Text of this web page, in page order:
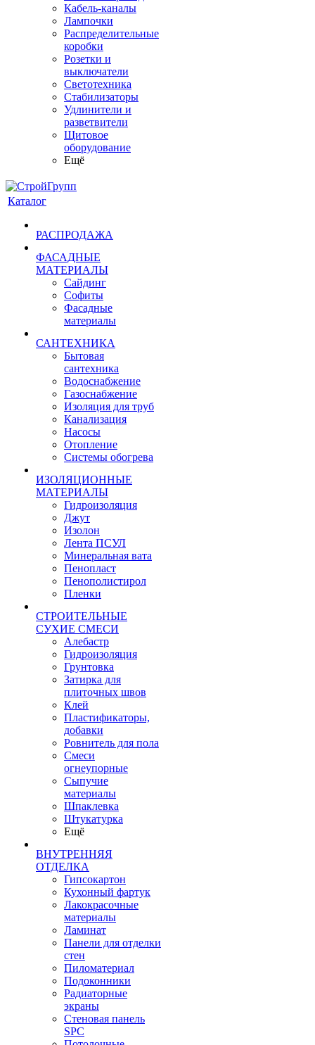
Кабель-каналы
Лампочки
Распределительные
коробки
Розетки и
выключатели
Светотехника
Стабилизаторы
Удлинители и
разветвители
Щитовое
оборудование
Ещё
Каталог
РАСПРОДАЖА
ФАСАДНЫЕ
МАТЕРИАЛЫ
Сайдинг
Софиты
Фасадные
материалы
САНТЕХНИКА
Бытовая
сантехника
Водоснабжение
Газоснабжение
Изоляция для труб
Канализация
Насосы
Отопление
Системы обогрева
ИЗОЛЯЦИОННЫЕ
МАТЕРИАЛЫ
Гидроизоляция
Джут
Изолон
Лента ПСУЛ
Минеральная вата
Пенопласт
Пенополистирол
Пленки
СТРОИТЕЛЬНЫЕ
СУХИЕ СМЕСИ
Алебастр
Гидроизоляция
Грунтовка
Затирка для
плиточных швов
Клей
Пластификаторы,
добавки
Ровнитель для пола
Смеси
огнеупорные
Сыпучие
материалы
Шпаклевка
Штукатурка
Ещё
ВНУТРЕННЯЯ
ОТДЕЛКА
Гипсокартон
Кухонный фартук
Лакокрасочные
материалы
Ламинат
Панели для отделки
стен
Пиломатериал
Подоконники
Радиаторные
экраны
Стеновая панель
SPC